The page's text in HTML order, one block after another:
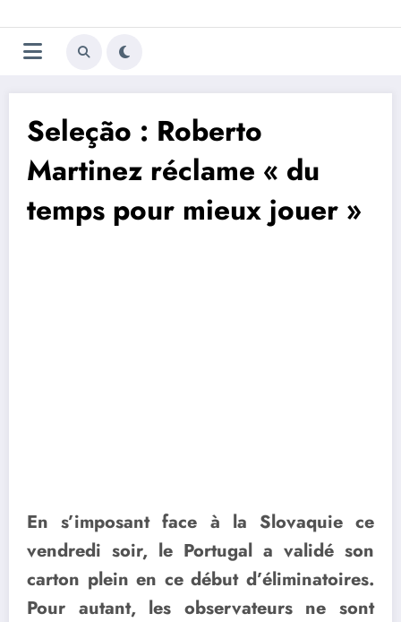
au
contenu
Trivela
L'actualité du football
Seleção : Roberto
Martinez réclame « du
temps pour mieux jouer »
En s’imposant face à la Slovaquie ce
vendredi soir, le Portugal a validé son
carton plein en ce début d’éliminatoires.
Pour autant, les observateurs ne sont